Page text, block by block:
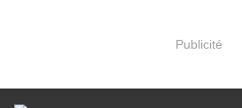
Publicité